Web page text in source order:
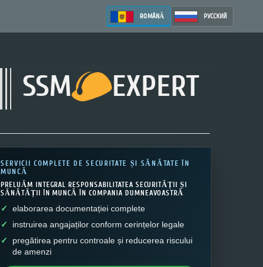
ROMÂNĂ РУССКИЙ
SSM EXPERT
SERVICII COMPLETE DE SECURITATE ȘI SĂNĂTATE ÎN
MUNCĂ
PRELUĂM INTEGRAL RESPONSABILITATEA SECURITĂȚII ȘI
SĂNĂTĂȚII ÎN MUNCĂ ÎN COMPANIA DUMNEAVOASTRĂ
elaborarea documentației complete
instruirea angajaților conform cerințelor legale
pregătirea pentru controale și reducerea riscului
de amenzi